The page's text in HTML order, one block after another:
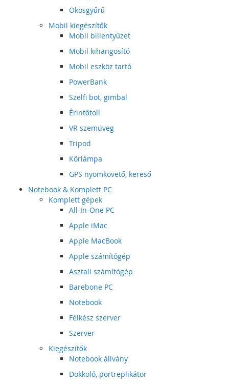
Okosgyűrű
Mobil kiegészítők
Mobil billentyűzet
Mobil kihangosító
Mobil eszköz tartó
PowerBank
Szelfi bot, gimbal
Érintőtoll
VR szemüveg
Tripod
Körlámpa
GPS nyomkövető, kereső
Notebook & Komplett PC
Komplett gépek
All-In-One PC
Apple iMac
Apple MacBook
Apple számítógép
Asztali számítógép
Barebone PC
Notebook
Félkész szerver
Szerver
Kiegészítők
Notebook állvány
Dokkoló, portreplikátor